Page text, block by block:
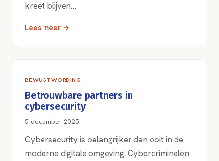
kreet blijven…
Lees meer →
BEWUSTWORDING
Betrouwbare partners in
cybersecurity
5 december 2025
Cybersecurity is belangrijker dan ooit in de
moderne digitale omgeving. Cybercriminelen